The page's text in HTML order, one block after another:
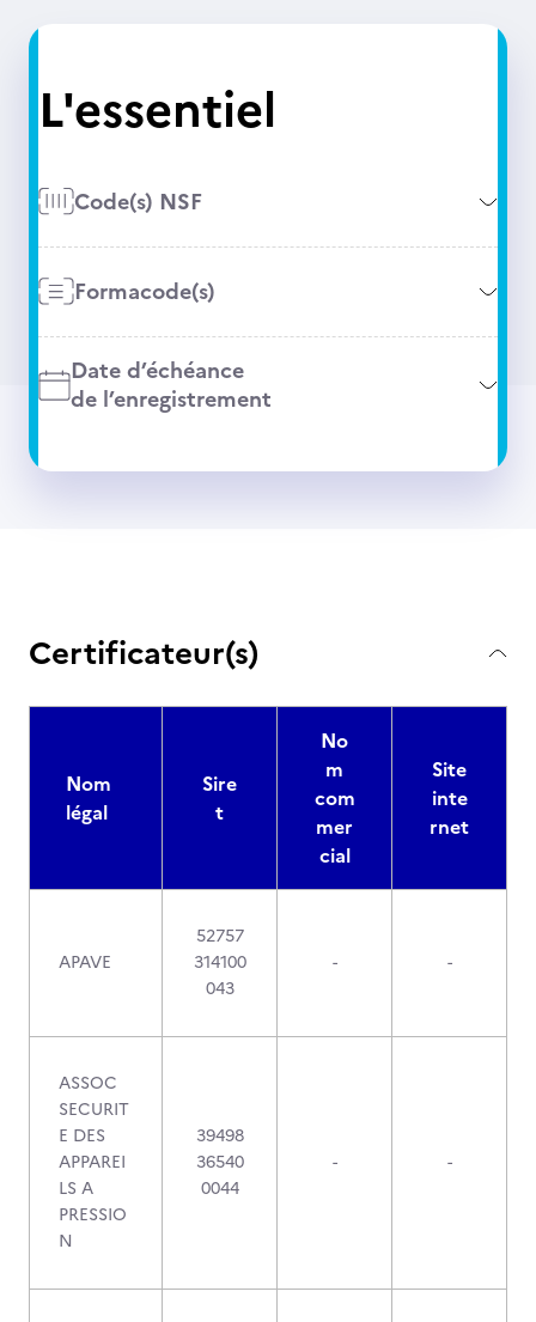
L'essentiel
Code(s) NSF
Formacode(s)
Date d’échéance
de l’enregistrement
Certificateur(s)
Nom
légal
Sire
t
No
m
com
mer
cial
Site
inte
rnet
APAVE
52757
314100
043
- -
ASSOC
SECURIT
E DES
APPAREI
LS A
PRESSIO
N
39498
36540
0044
- -